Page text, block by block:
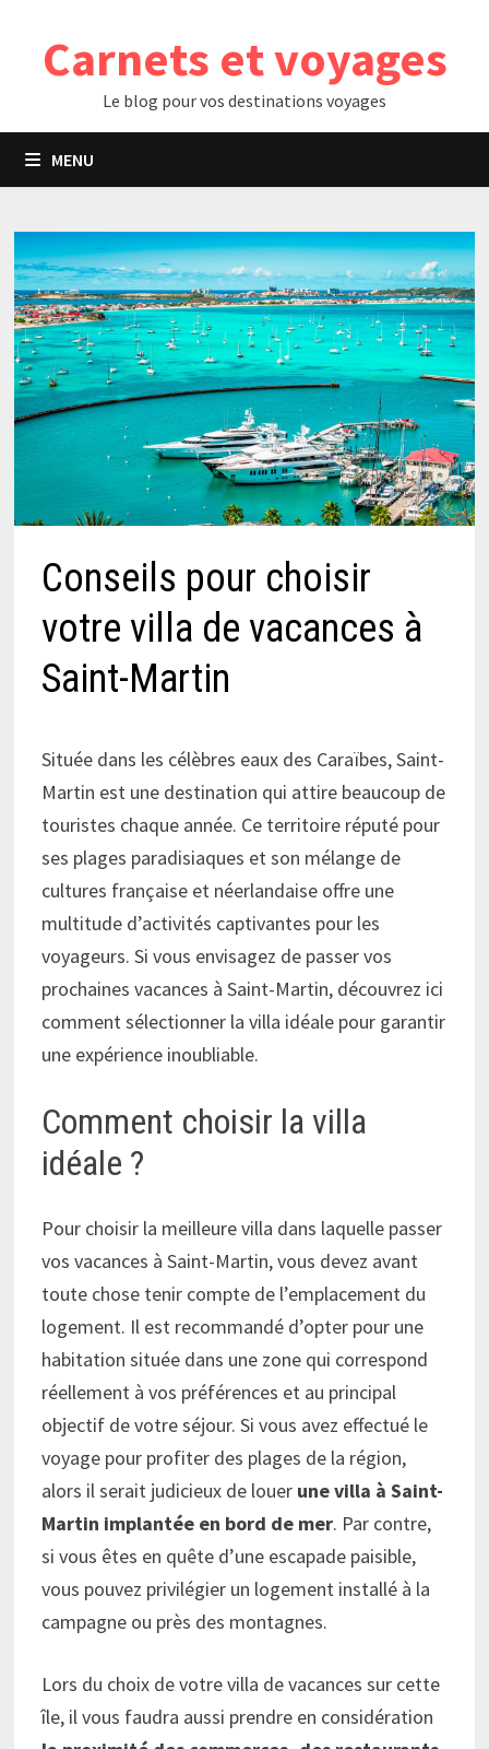
contenuCarnets et voyages
Le blog pour vos destinations voyages
MENU
Conseils pour choisir
votre villa de vacances à
Saint-Martin
Située dans les célèbres eaux des Caraïbes, Saint-
Martin est une destination qui attire beaucoup de
touristes chaque année. Ce territoire réputé pour
ses plages paradisiaques et son mélange de
cultures française et néerlandaise offre une
multitude d’activités captivantes pour les
voyageurs. Si vous envisagez de passer vos
prochaines vacances à Saint-Martin, découvrez ici
comment sélectionner la villa idéale pour garantir
une expérience inoubliable.
Comment choisir la villa
idéale ?
Pour choisir la meilleure villa dans laquelle passer
vos vacances à Saint-Martin, vous devez avant
toute chose tenir compte de l’emplacement du
logement. Il est recommandé d’opter pour une
habitation située dans une zone qui correspond
réellement à vos préférences et au principal
objectif de votre séjour. Si vous avez effectué le
voyage pour profiter des plages de la région,
alors il serait judicieux de louer une villa à Saint-
Martin implantée en bord de mer. Par contre,
si vous êtes en quête d’une escapade paisible,
vous pouvez privilégier un logement installé à la
campagne ou près des montagnes.
Lors du choix de votre villa de vacances sur cette
île, il vous faudra aussi prendre en considération